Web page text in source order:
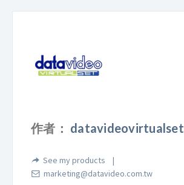
作者： datavideovirtualset
See my products
marketing@datavideo.com.tw